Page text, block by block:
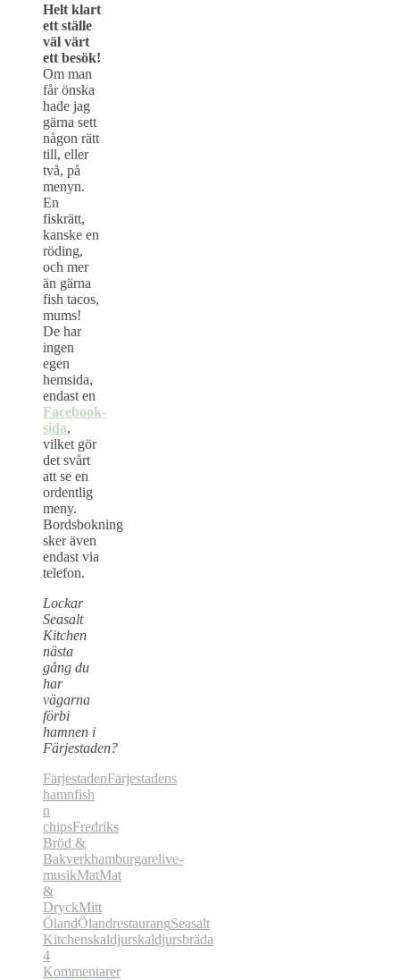
Helt klart
ett ställe
väl värt
ett besök!
Om man
får önska
hade jag
gärna sett
någon rätt
till, eller
två, på
menyn.
En
fiskrätt,
kanske en
röding,
och mer
än gärna
fish tacos,
mums!
De har
ingen
egen
hemsida,
endast en
Facebook-
sida,
vilket gör
det svårt
att se en
ordentlig
meny.
Bordsbokning
sker även
endast via
telefon.
Lockar
Seasalt
Kitchen
nästa
gång du
har
vägarna
förbi
hamnen i
Färjestaden?
FärjestadenFärjestadens
hamnfish
n
chipsFredriks
Bröd &
Bakverkhamburgarelive-
musikMatMat
&
DryckMitt
ÖlandÖlandrestaurangSeasalt
Kitchenskaldjurskaldjursbräda
4
Kommentarer